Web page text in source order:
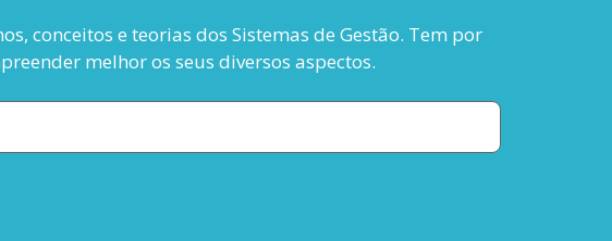
conceitos e teorias dos Sistemas de Gestão. Tem por
melhor os seus diversos aspectos.